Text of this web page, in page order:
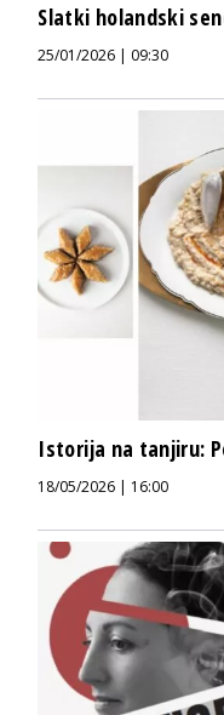
Slatki holandski
25/01/2026 | 09:30
Istorija na tanjiru:
18/05/2026 | 16:00